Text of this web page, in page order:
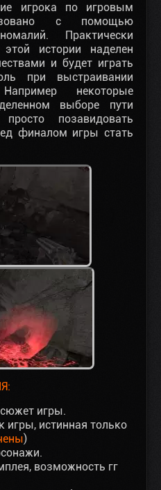
игрока по игровым
с помощью
Практически
истории наделен
и будет играть
при выстраивании
некоторые
выборе пути
позавидовать
финалом игры стать
игры.
игры, истинная только
)
возможность гг